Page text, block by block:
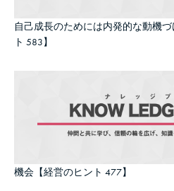
自己成長のためには内発的な動機
ト 583】
機会【経営のヒント 477】